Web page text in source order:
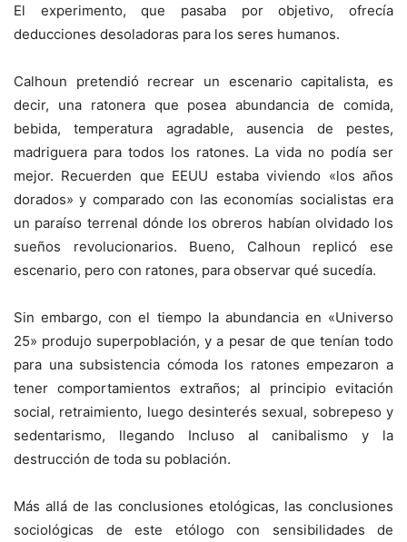
El experimento, que pasaba por objetivo, ofrecía
deducciones desoladoras para los seres humanos.
Calhoun pretendió recrear un escenario capitalista, es
decir, una ratonera que posea abundancia de comida,
bebida, temperatura agradable, ausencia de pestes,
madriguera para todos los ratones. La vida no podía ser
mejor. Recuerden que EEUU estaba viviendo «los años
dorados» y comparado con las economías socialistas era
un paraíso terrenal dónde los obreros habían olvidado los
sueños revolucionarios. Bueno, Calhoun replicó ese
escenario, pero con ratones, para observar qué sucedía.
Sin embargo, con el tiempo la abundancia en «Universo
25» produjo superpoblación, y a pesar de que tenían todo
para una subsistencia cómoda los ratones empezaron a
tener comportamientos extraños; al principio evitación
social, retraimiento, luego desinterés sexual, sobrepeso y
sedentarismo, llegando Incluso al canibalismo y la
destrucción de toda su población.
Más allá de las conclusiones etológicas, las conclusiones
sociológicas de este etólogo con sensibilidades de